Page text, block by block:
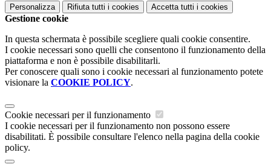
Personalizza Rifiuta tutti i cookies Accetta tutti i cookies
Gestione cookie
In questa schermata è possibile scegliere quali cookie consentire.
I cookie necessari sono quelli che consentono il funzionamento della
piattaforma e non è possibile disabilitarli.
Per conoscere quali sono i cookie necessari al funzionamento potete
visionare la COOKIE POLICY.
Cookie necessari per il funzionamento
I cookie necessari per il funzionamento non possono essere
disabilitati. È possibile consultare l'elenco nella pagina della cookie
policy.